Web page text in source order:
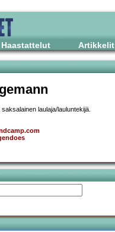
Haastattelut Artikkelit
laulaja/lauluntekijä.